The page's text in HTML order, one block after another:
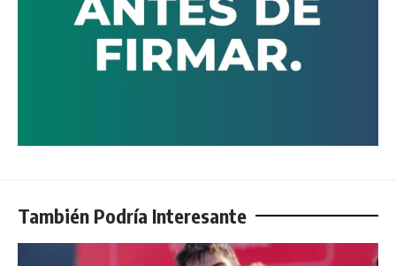
También Podría Interesante